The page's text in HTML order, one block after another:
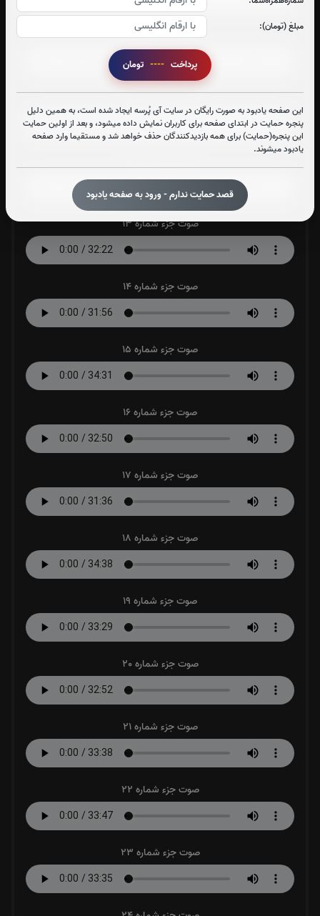
مبلغ (تومان):
پرداخت ----
این صفحه یادبود به صورت رایگان در سایت آی پُرسه ایجاد شده است، به همین دلیل
پنجره حمایت در ابتدای صفحه برای کاربران نمایش داده میشود، و بعد از اولین حمایت
این پنجره(حمایت) برای همه بازدیدکنندگان حذف خواهد شد و مستقیما وارد صفحه
یادبود میشوند.
قصد حمایت ندارم - ورود به صفحه یادبود
صوت جزء شماره 10
صوت جزء شماره 11
صوت جزء شماره 13
صوت جزء شماره 14
صوت جزء شماره 15
صوت جزء شماره 16
صوت جزء شماره 17
صوت جزء شماره 18
صوت جزء شماره 19
صوت جزء شماره 20
صوت جزء شماره 21
صوت جزء شماره 22
صوت جزء شماره 23